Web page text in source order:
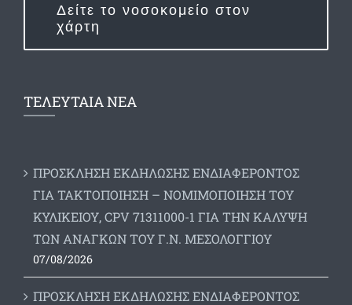
Δείτε το νοσοκομείο στον
χάρτη
ΤΕΛΕΥΤΑΙΑ ΝΕΑ
ΠΡΟΣΚΛΗΣΗ ΕΚΔΗΛΩΣΗΣ ΕΝΔΙΑΦΕΡΟΝΤΟΣ
ΓΙΑ ΤΑΚΤΟΠΟΙΗΣΗ – ΝΟΜΙΜΟΠΟΙΗΣΗ ΤΟΥ
ΚΥΛΙΚΕΙΟΥ, CPV 71311000-1 ΓΙΑ ΤΗΝ ΚΑΛΥΨΗ
ΤΩΝ ΑΝΑΓΚΩΝ ΤΟΥ Γ.Ν. ΜΕΣΟΛΟΓΓΙΟΥ
07/08/2026
ΠΡΟΣΚΛΗΣΗ ΕΚΔΗΛΩΣΗΣ ΕΝΔΙΑΦΕΡΟΝΤΟΣ